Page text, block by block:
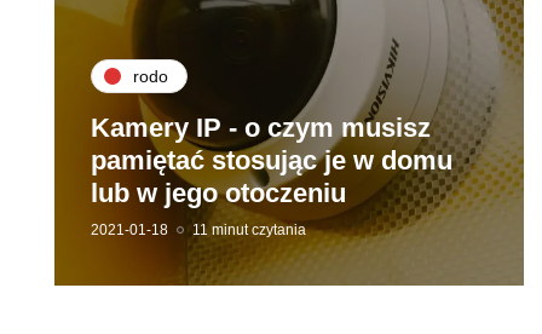
rodo
Kamery IP - o czym musisz
pamiętać stosując je w domu
lub w jego otoczeniu
2021-01-18 11 minut czytania